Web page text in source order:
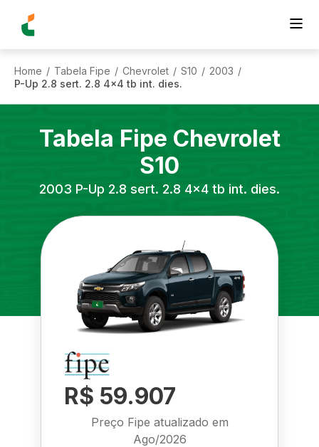
Home / Tabela Fipe / Chevrolet / S10 / 2003 /
P-Up 2.8 sert. 2.8 4x4 tb int. dies.
Tabela Fipe Chevrolet
S10
2003 P-Up 2.8 sert. 2.8 4x4 tb int. dies.
R$ 59.907
Preço Fipe atualizado em
Ago/2026